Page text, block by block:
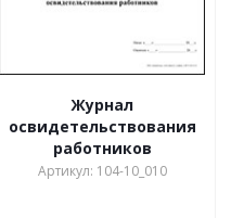
Журнал
освидетельствования
работников
Артикул: 104-10_010